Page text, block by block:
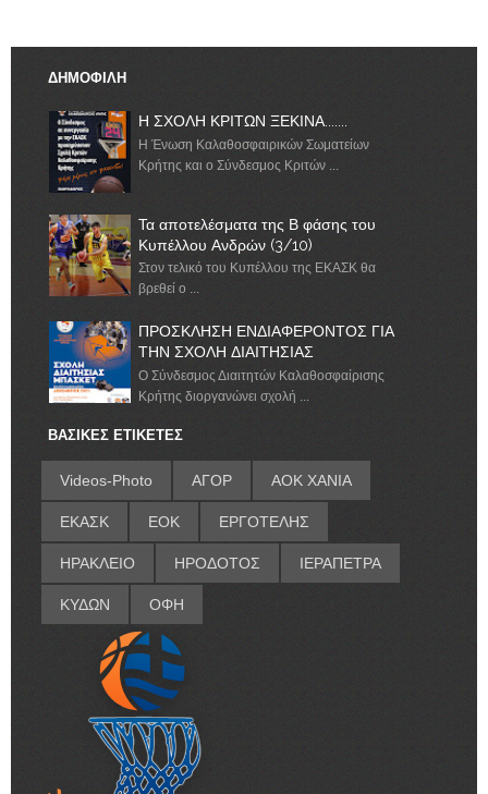
ΔΗΜΟΦΙΛΗ
Η ΣΧΟΛΗ ΚΡΙΤΩΝ ΞΕΚΙΝΑ.......
Η Ένωση Καλαθοσφαιρικών Σωματείων
Κρήτης και ο Σύνδεσμος Κριτών ...
Τα αποτελέσματα της Β φάσης του
Κυπέλλου Ανδρών (3/10)
Στον τελικό του Κυπέλλου της ΕΚΑΣΚ θα
βρεθεί ο ...
ΠΡΟΣΚΛΗΣΗ ΕΝΔΙΑΦΕΡΟΝΤΟΣ ΓΙΑ
ΤΗΝ ΣΧΟΛΗ ΔΙΑΙΤΗΣΙΑΣ
Ο Σύνδεσμος Διαιτητών Καλαθοσφαίρισης
Κρήτης διοργανώνει σχολή ...
ΒΑΣΙΚΕΣ ΕΤΙΚΕΤΕΣ
Videos-Photo ΑΓΟΡ ΑΟΚ ΧΑΝΙΑ
ΕΚΑΣΚ ΕΟΚ ΕΡΓΟΤΕΛΗΣ
ΗΡΑΚΛΕΙΟ ΗΡΟΔΟΤΟΣ ΙΕΡΑΠΕΤΡΑ
ΚΥΔΩΝ ΟΦΗ